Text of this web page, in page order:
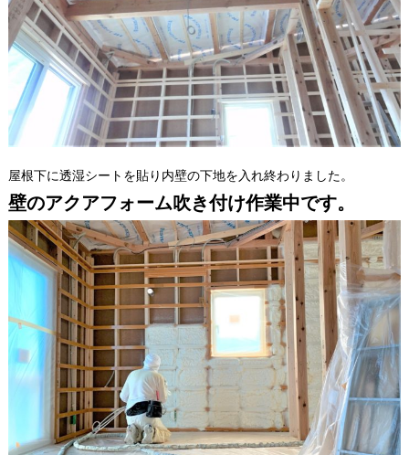
屋根下に透湿シートを貼り内壁の下地を入れ終わりました。
壁のアクアフォーム吹き付け作業中です。